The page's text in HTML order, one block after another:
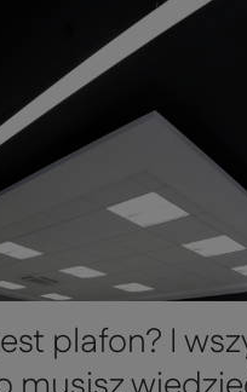
plafon? I